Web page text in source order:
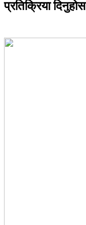
प्रतिक्रिया दिनुहोस